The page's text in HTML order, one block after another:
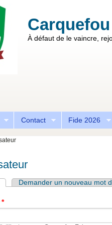
À défaut de le vaincre,
Contact Fide 2026
(onglet actif)Demander un nouveau mot
*